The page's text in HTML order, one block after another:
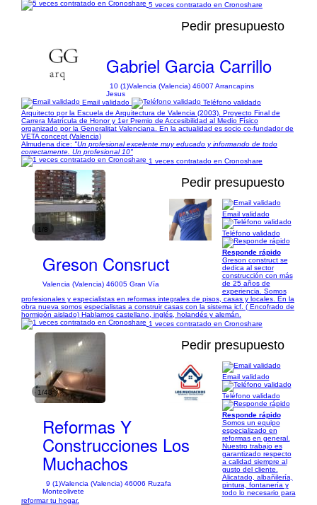
5 veces contratado en Cronoshare
Pedir presupuesto
Gabriel Garcia Carrillo
10 (1)Valencia (Valencia) 46007 Arrancapins
Jesus
Email validado
Teléfono validado
Arquitecto por la Escuela de Arquitectura de Valencia (2003). Proyecto Final de
Carrera Matrícula de Honor y 1er Premio de Accesibilidad al Medio Físico
organizado por la Generalitat Valenciana. En la actualidad es socio co-fundador de
VETA concept (Valencia)
Almudena dice: "Un profesional excelente muy educado y informando de todo
correctamente. Un profesional 10"
1 veces contratado en Cronoshare
1/8
Pedir presupuesto
Greson Consruct
Valencia (Valencia) 46005 Gran Vía
Email validado
Teléfono validado
Responde rápido
Greson construct se
dedica al sector
construcción con más
de 25 años de
experiencia. Somos
profesionales y especialistas en reformas integrales de pisos, casas y locales. En la
obra nueva somos especialistas a construir casas con la sistema icf. ( Encofrado de
hormigón aislado) Hablamos castellano, inglés, holandés y alemán.
1 veces contratado en Cronoshare
1/43
Pedir presupuesto
Reformas Y
Construcciones Los
Muchachos
9 (1)Valencia (Valencia) 46006 Ruzafa
Monteolivete
Email validado
Teléfono validado
Responde rápido
Somos un equipo
especializado en
reformas en general.
Nuestro trabajo es
garantizado respecto
a calidad siempre al
gusto del cliente.
Alicatado, albañilería,
pintura, fontanería y
todo lo necesario para
reformar tu hogar.